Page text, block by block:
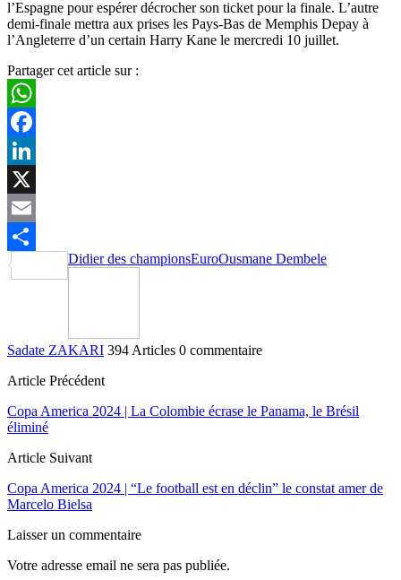
l’Espagne pour espérer décrocher son ticket pour la finale. L’autre
demi-finale mettra aux prises les Pays-Bas de Memphis Depay à
l’Angleterre d’un certain Harry Kane le mercredi 10 juillet.
Partager cet article sur :
WhatsApp
Facebook
LinkedIn
X
Email
Partager
Didier des championsEuroOusmane Dembele
Sadate ZAKARI 394 Articles 0 commentaire
Article Précédent
Copa America 2024 | La Colombie écrase le Panama, le Brésil
éliminé
Article Suivant
Copa America 2024 | “Le football est en déclin” le constat amer de
Marcelo Bielsa
Laisser un commentaire
Votre adresse email ne sera pas publiée.